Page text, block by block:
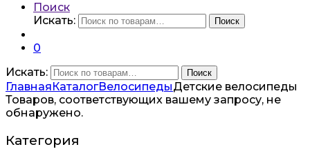
Поиск
Искать:
Поиск
0
Искать:
Поиск
ГлавнаяКаталогВелосипедыДетские велосипеды
Товаров, соответствующих вашему запросу, не
обнаружено.
Категория